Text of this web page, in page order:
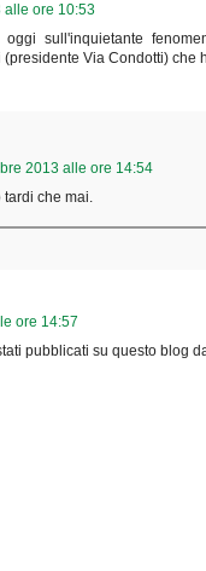
alle ore 10:53
sull'inquietante
Via Condotti) che
2013 alle ore 14:54
tardi che mai.
ore 14:57
pubblicati su questo blog